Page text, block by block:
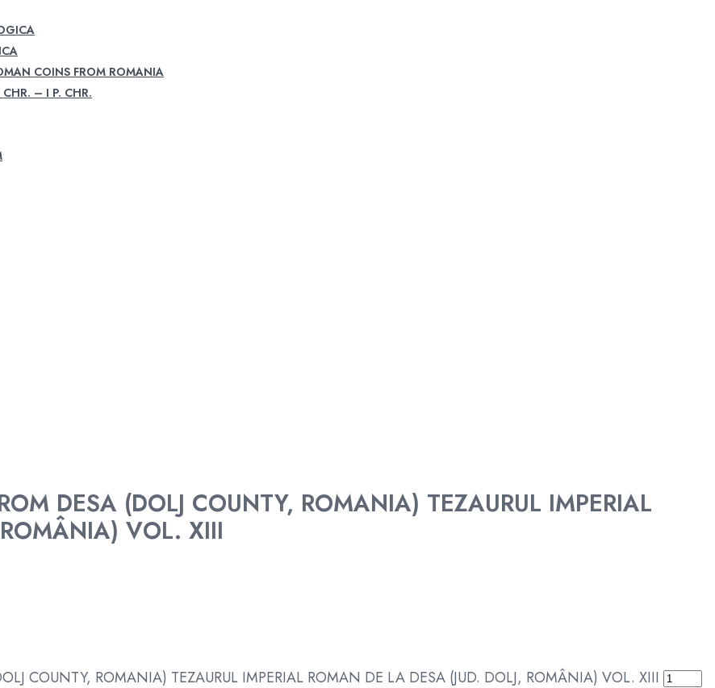
COINS FROM ROMANIA
CHR. – I P. CHR.
DESA (DOLJ COUNTY, ROMANIA) TEZAURUL IMPERIAL
VOL. XIII
COUNTY, ROMANIA) TEZAURUL IMPERIAL ROMAN DE LA DESA (JUD. DOLJ, ROMÂNIA) VOL. XIII